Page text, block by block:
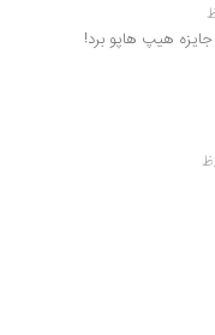
هیپ هاپو برد!